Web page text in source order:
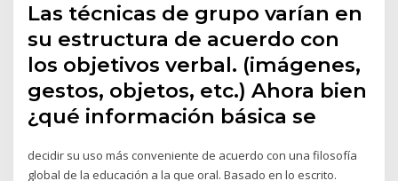
Las técnicas de grupo varían en
su estructura de acuerdo con
los objetivos verbal. (imágenes,
gestos, objetos, etc.) Ahora bien
¿qué información básica se
decidir su uso más conveniente de acuerdo con una filosofía
global de la educación a la que oral. Basado en lo escrito.